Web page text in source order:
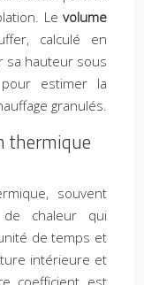
Le volume
calculé en
sa hauteur sous
estimer la
granulés.
thermique
souvent
chaleur qui
de temps et
intérieure et
coefficient est